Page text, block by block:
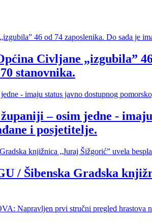
Civljane „izgubila”
stanovnika.
– osim jedne -
i posjetitelje.
/ Šibenska Gradska